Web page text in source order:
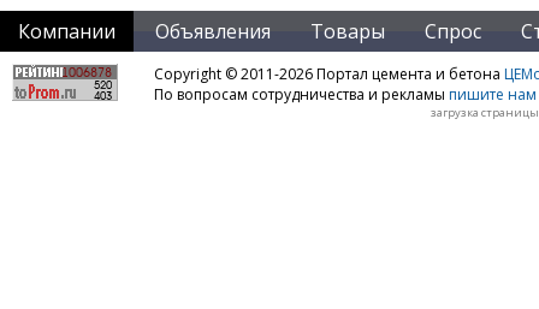
Компании Объявления Товары Спрос
Copyright © 2011-2026 Портал цемента и бетона
По вопросам сотрудничества и рекламы пишите нам
загрузка